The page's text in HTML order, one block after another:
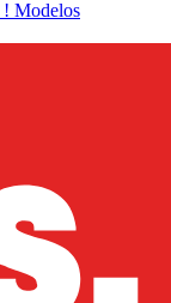
! Modelos